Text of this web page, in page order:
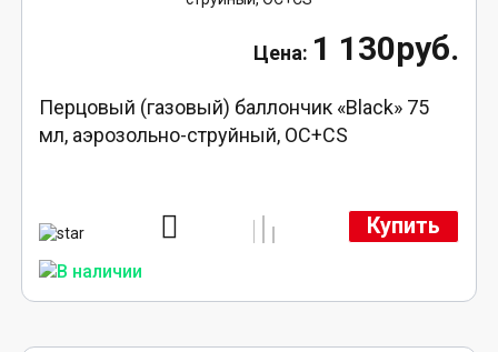
1 130руб.
Перцовый (газовый) баллончик «Black» 75
мл, аэрозольно-струйный, ОC+CS
Купить